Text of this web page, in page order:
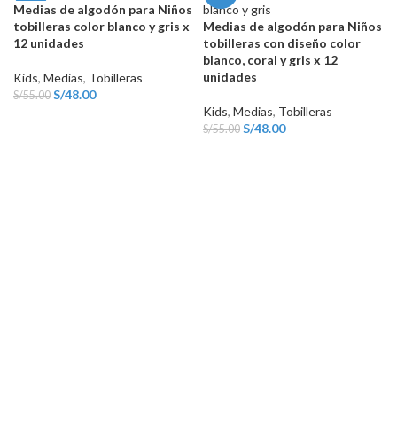
Medias de algodón para Niños
tobilleras color blanco y gris x
12 unidades
Kids, Medias, Tobilleras
S/55.00 S/48.00
Medias de algodón para Niños
tobilleras con diseño color
blanco, coral y gris x 12
unidades
Kids, Medias, Tobilleras
S/55.00 S/48.00